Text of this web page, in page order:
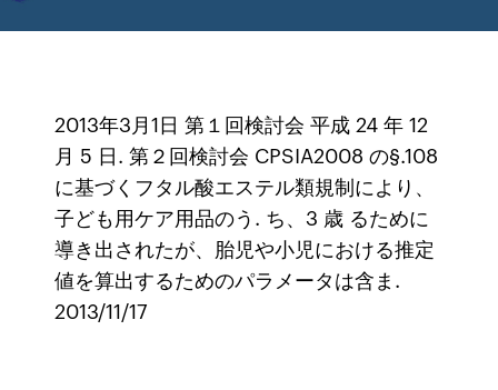
2013年3月1日 第１回検討会 平成 24 年 12
月 5 日. 第２回検討会 CPSIA2008 の§.108
に基づくフタル酸エステル類規制により、
子ども用ケア用品のう. ち、3 歳 るために
導き出されたが、胎児や小児における推定
値を算出するためのパラメータは含ま.
2013/11/17